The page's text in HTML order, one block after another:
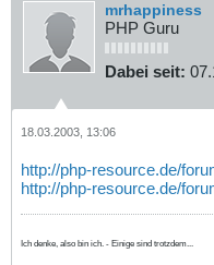
mrhappiness
PHP Guru
Dabei seit:
18.03.2003, 13:06
http://php-resource.de/
http://php-resource.de/
Ich denke, also bin ich. - Einige sind trotzdem...